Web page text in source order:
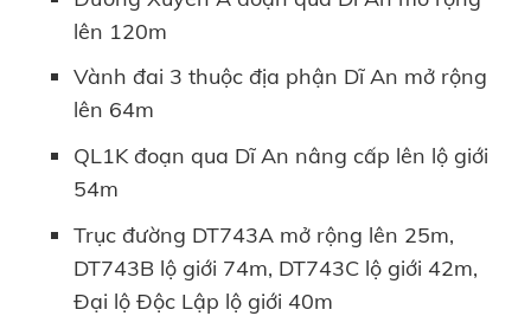
lên 120m
Vành đai 3 thuộc địa phận Dĩ An mở rộng
lên 64m
QL1K đoạn qua Dĩ An nâng cấp lên lộ giới
54m
Trục đường DT743A mở rộng lên 25m,
DT743B lộ giới 74m, DT743C lộ giới 42m,
Đại lộ Độc Lập lộ giới 40m